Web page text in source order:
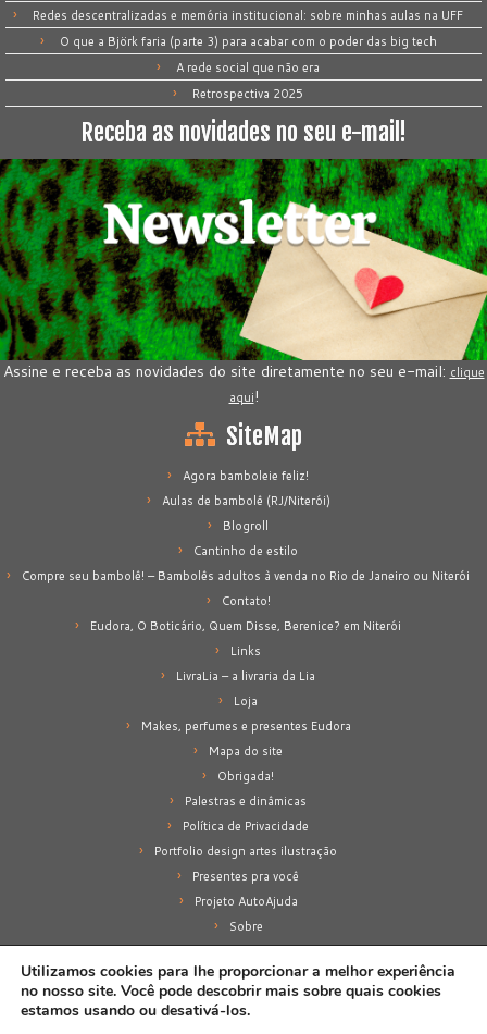
Redes descentralizadas e memória institucional: sobre minhas aulas na UFF
O que a Björk faria (parte 3) para acabar com o poder das big tech
A rede social que não era
Retrospectiva 2025
Receba as novidades no seu e-mail!
Assine e receba as novidades do site diretamente no seu e-mail: clique
aqui!
SiteMap
Agora bamboleie feliz!
Aulas de bambolê (RJ/Niterói)
Blogroll
Cantinho de estilo
Compre seu bambolê! – Bambolês adultos à venda no Rio de Janeiro ou Niterói
Contato!
Eudora, O Boticário, Quem Disse, Berenice? em Niterói
Links
LivraLia – a livraria da Lia
Loja
Makes, perfumes e presentes Eudora
Mapa do site
Obrigada!
Palestras e dinâmicas
Política de Privacidade
Portfolio design artes ilustração
Presentes pra você
Projeto AutoAjuda
Sobre
Sobre mim
Utilizamos cookies para lhe proporcionar a melhor experiência
no nosso site. Você pode descobrir mais sobre quais cookies
estamos usando ou desativá-los.